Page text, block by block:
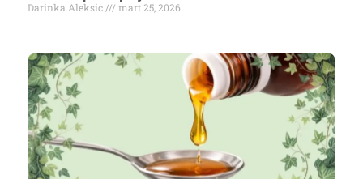
Darinka Aleksic mart 25, 2026